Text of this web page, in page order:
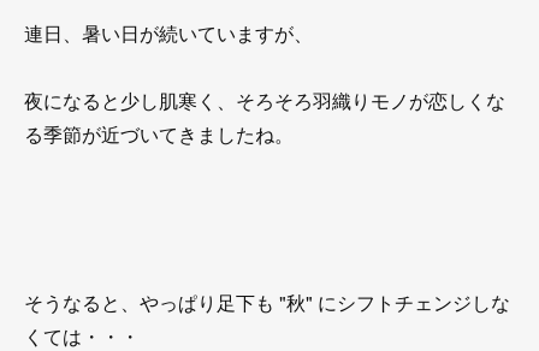
連日、暑い日が続いていますが、
夜になると少し肌寒く、そろそろ羽織りモノが恋しくな
る季節が近づいてきましたね。
そうなると、やっぱり足下も "秋" にシフトチェンジしな
くては・・・